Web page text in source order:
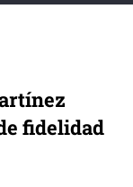
fidelidad